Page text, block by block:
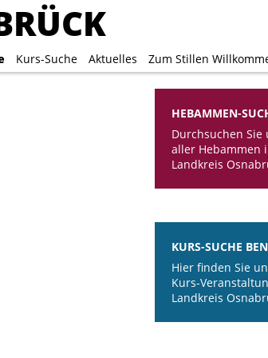
Kurs-Suche Aktuelles Zum Stillen
Kurs-Suche Aktuelles Zum Stillen
HEBAMMEN-
Durchsuchen Sie
aller Hebammen
Landkreis
KURS-SUCHE
Hier finden Sie
Kurs-
Landkreis